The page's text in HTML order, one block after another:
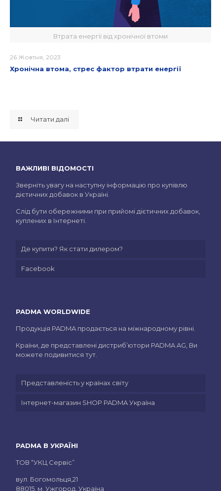
Втрата енергії від хронічної втоми
26 Жовтня, 2023
Хронічна втома, стрес фактор втрати енергії
Читати далі
ВАЖЛИВІ ВІДОМОСТІ
Зверніть увагу на наступну інформацію про купівлю
дієтичних добавок в Україні.
Слід бути обережними при прийомі дієтичних добавок,
куплених в Інтернеті.
Де купити? Як стати дилером?
Facebook
PADMA WORLDWIDE
Продукція PADMA продається на міжнародному рівні.
Країни, де представлені дистриб’ютори PADMA AG, Ви
можете подивитися тут.
Представленість у країнах світу
Інтернет-магазин SHOP PADMA Україна
PADMA В УКРАЇНІ
ТОВ “УКЦ Сервіс”
вул. Богомольця,21
88015, м. Ужгород, Україна